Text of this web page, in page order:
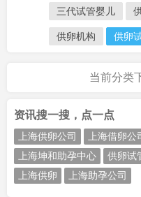
三代试管婴儿
供卵机构 供卵
当前分类
资讯搜一搜，点一点
上海供卵公司 上海借卵公
上海坤和助孕中心
供卵试
上海供卵
上海助孕公司